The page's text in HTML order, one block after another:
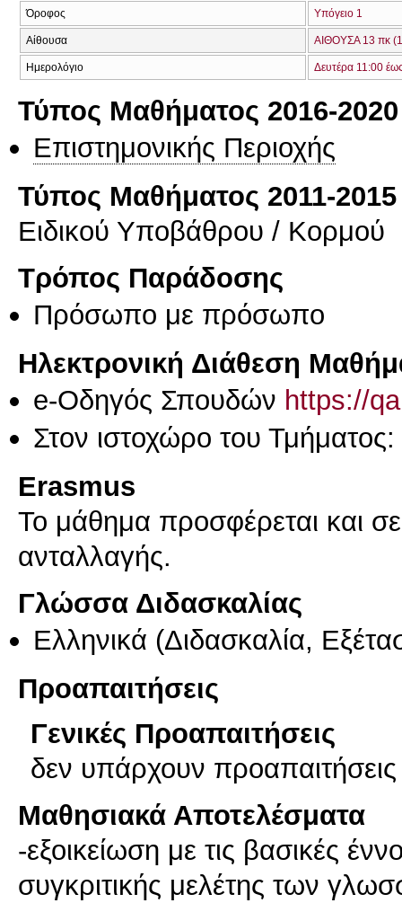
Όροφος Υπόγειο 1
Αίθουσα ΑΙΘΟΥΣΑ 13 πκ
Ημερολόγιο Δευτέρα 11:00
Τύπος Μαθήματος 2016-2020
Επιστημονικής Περιοχής
Τύπος Μαθήματος 2011-2015
Ειδικού Υποβάθρου / Κορμού
Τρόπος Παράδοσης
Πρόσωπο με πρόσωπο
Ηλεκτρονική Διάθεση
e-Οδηγός Σπουδών https://
Στον ιστοχώρο του Τμήματος:
Erasmus
Το μάθημα προσφέρεται και
ανταλλαγής.
Γλώσσα Διδασκαλίας
Ελληνικά (Διδασκαλία,
Προαπαιτήσεις
Γενικές Προαπαιτήσεις
δεν υπάρχουν προαπαιτήσεις
Μαθησιακά Αποτελέσματα
-εξοικείωση με τις βασικές
συγκριτικής μελέτης των